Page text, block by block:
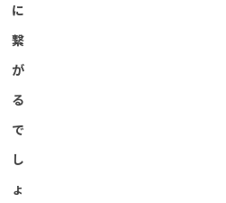
に
繋
が
る
で
し
ょ